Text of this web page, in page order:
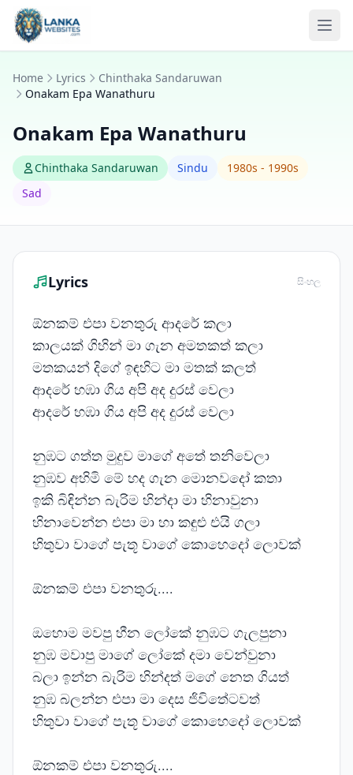
Skip to content
Home Lyrics
Chinthaka Sandaruwan
Onakam Epa Wanathuru
Onakam Epa Wanathuru
Chinthaka Sandaruwan Sindu
1980s - 1990s
Sad
Lyrics සිංහල
ඕනකම් එපා වනතුරු ආදරේ කලා
කාලයක් ගිහින් මා ගැන අමතකත් කලා
මතකයන් දිගේ ඉඳහිට මා මතක් කලත්
ආදරේ හඹා ගිය අපි අද දුරස් වෙලා
ආදරේ හඹා ගිය අපි අද දුරස් වෙලා
නුඹට ගත්ත මුදුව මාගේ අතේ තනිවෙලා
නුඹව අහිමි මේ හද ගැන මොනවදෝ කතා
ඉකි බිඳින්න බැරිම හින්දා මා හිනාවුනා
හිනාවෙන්න එපා මා හා කඳුළු එයි ගලා
හිතුවා වාගේ පැතූ වාගේ කොහෙදෝ ලොවක්
ඕනකම් එපා වනතුරු....
ඔහොම මවපු හීන ලෝකේ නුඹට ගැලපුනා
නුඹ මවාපු මාගේ ලෝකේ දමා වෙන්වුනා
බලා ඉන්න බැරිම හින්දත් මගේ නෙත ගියත්
නුඹ බලන්න එපා මා දෙස ජිවිතේටවත්
හිතුවා වාගේ පැතූ වාගේ කොහෙදෝ ලොවක්
ඕනකම් එපා වනතුරු....